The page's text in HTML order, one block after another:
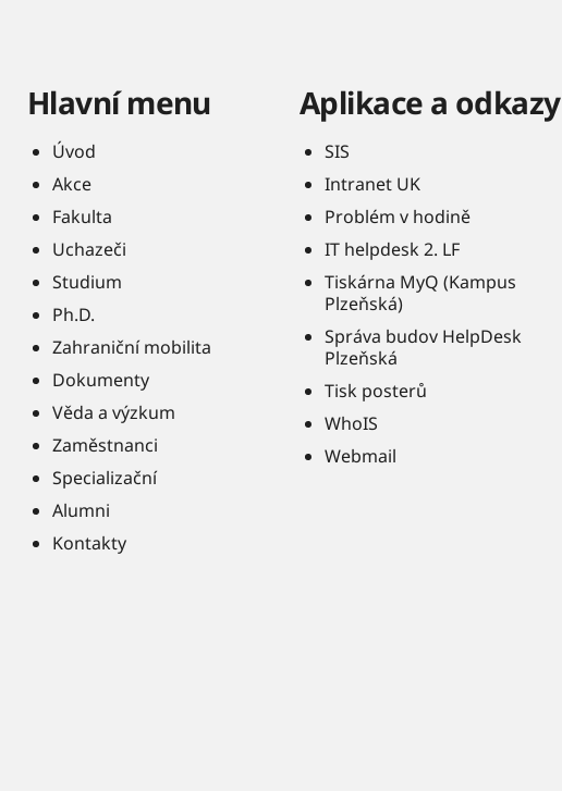
Hlavní menu
Úvod
Akce
Fakulta
Uchazeči
Studium
Ph.D.
Zahraniční mobilita
Dokumenty
Věda a výzkum
Zaměstnanci
Specializační
Alumni
Kontakty
Aplikace a odkazy
SIS
Intranet UK
Problém v hodině
IT helpdesk 2. LF
Tiskárna MyQ (Kampus
Plzeňská)
Správa budov HelpDesk
Plzeňská
Tisk posterů
WhoIS
Webmail